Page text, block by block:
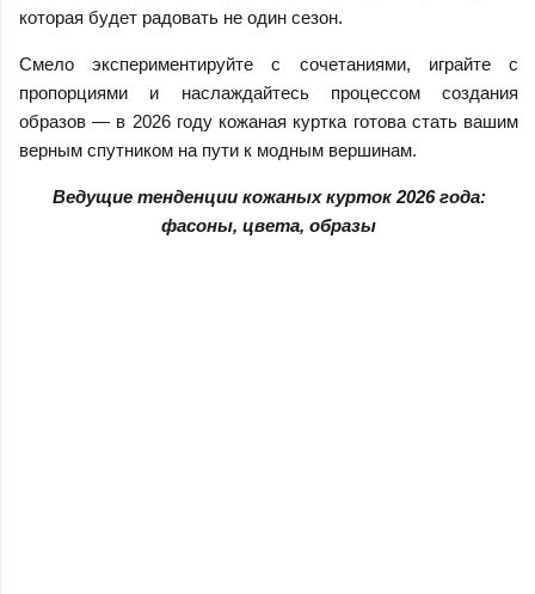
которая будет радовать не один сезон.
Смело экспериментируйте с сочетаниями, играйте с
пропорциями и наслаждайтесь процессом создания
образов — в 2026 году кожаная куртка готова стать вашим
верным спутником на пути к модным вершинам.
Ведущие тенденции кожаных курток 2026 года:
фасоны, цвета, образы